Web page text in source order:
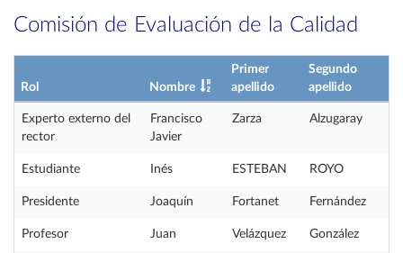
Comisión de Evaluación de la Calidad
Rol Nombre
Primer
apellido
Segundo
apellido
Experto externo del
rector
Francisco
Javier
Zarza Alzugaray
Estudiante Inés ESTEBAN ROYO
Presidente Joaquín Fortanet Fernández
Profesor Juan Velázquez González